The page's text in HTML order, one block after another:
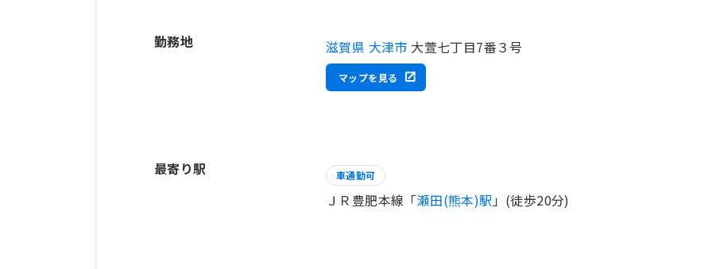
勤務地 滋賀県 大津市 大萱七丁目7番３号
マップを見る
最寄り駅 車通勤可
ＪＲ豊肥本線「瀬田(熊本)駅 」(徒歩20分)